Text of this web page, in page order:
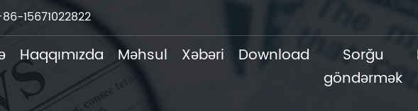
15671022822
Haqqımızda Məhsul Xəbəri Download
Sorğu
göndərmək